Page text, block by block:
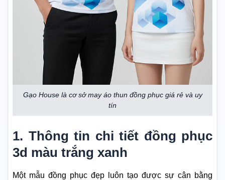
Gạo House là cơ sở may áo thun đồng phục giá rẻ và uy
tín
1. Thông tin chi tiết đồng phục
3d màu trắng xanh
Một mẫu đồng phục đẹp luôn tạo được sự cân bằng